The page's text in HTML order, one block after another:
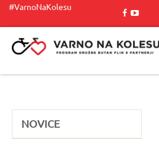
#VarnoNaKolesu
NOVICE